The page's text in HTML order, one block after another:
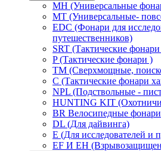
MH (Универсальные
MT (Универсальные-
EDC (Фонари для
путешественников)
SRT (Тактические
P (Тактические фонари )
TM (Сверхмощные,
C (Тактические фонари
NPL (Подствольные -
HUNTING KIT
BR Велосипедные фонари
DL (Для дайвинга)
E (Для исследователей и
EF И EH